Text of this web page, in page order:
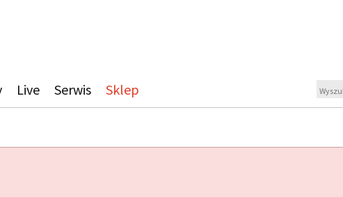
Live Serwis Sklep